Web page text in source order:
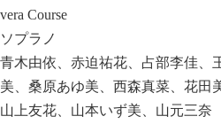
vera Course
ソプラノ
青木由依、赤迫祐花、占部李佳、
美、桑原あゆ美、西森真菜、花田
山上友花、山本いず美、山元三奈